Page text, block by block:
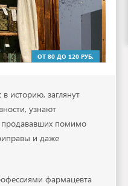
ОТ 80 ДО 120 РУБ.
историю, заглянут
узнают
продававших помимо
и даже
фармацевта